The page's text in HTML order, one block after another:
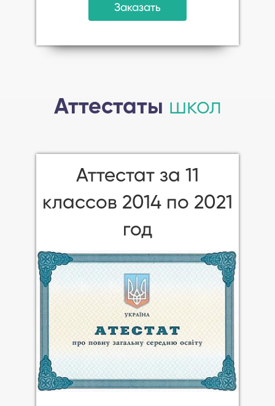
Заказать
Аттестаты школ
Аттестат за 11
классов 2014 по 2021
год